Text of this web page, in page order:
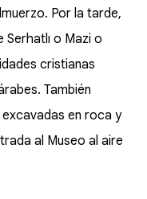
Por la tarde,
o Mazi o
cristianas
También
en roca y
al Museo al aire